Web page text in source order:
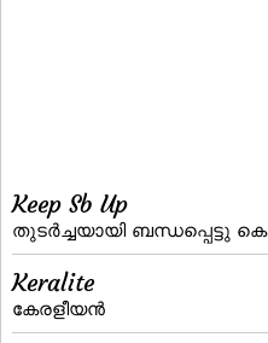
Keep Sb Up
തുടര്‍ച്ചയായി ബന്ധപ്പെട്ടു
Keralite
കേരളീയന്‍